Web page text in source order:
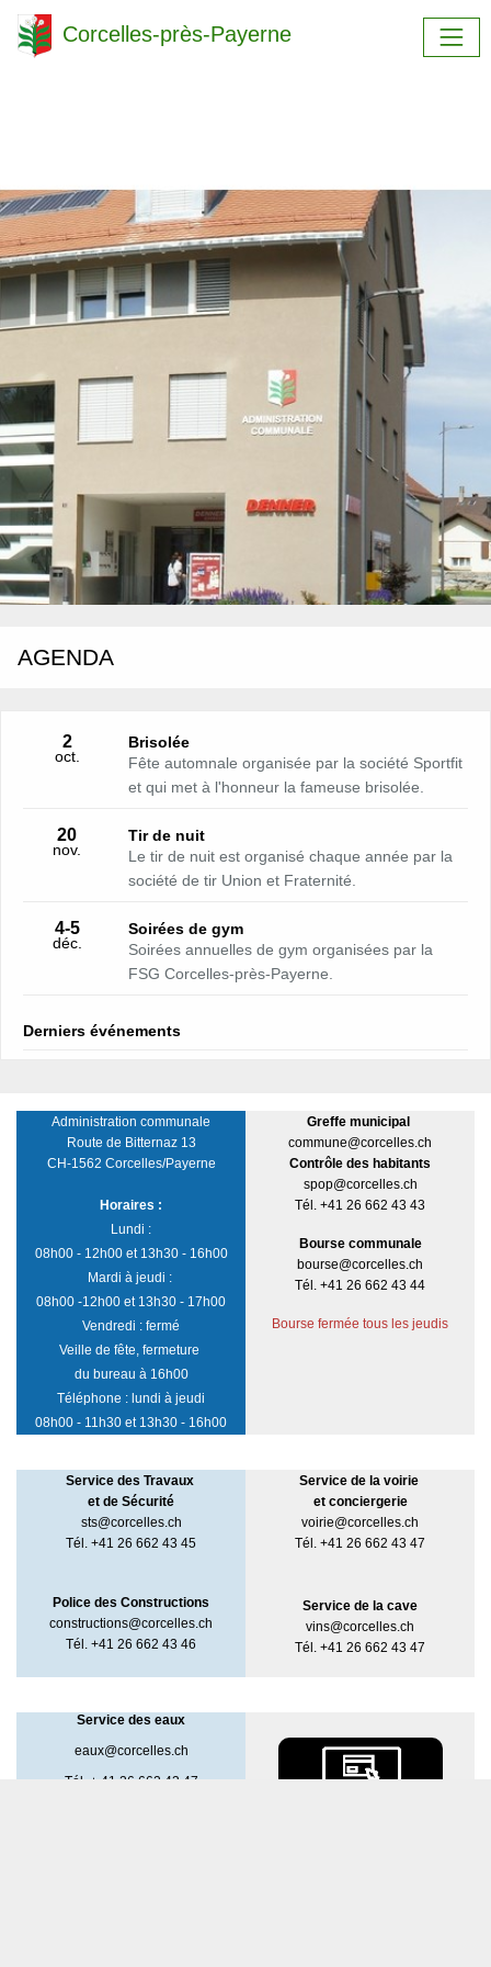
Corcelles-près-Payerne
AGENDA
2
oct.
Brisolée
Fête automnale organisée par la société Sportfit
et qui met à l'honneur la fameuse brisolée.
20
nov.
Tir de nuit
Le tir de nuit est organisé chaque année par la
société de tir Union et Fraternité.
4-5
déc.
Soirées de gym
Soirées annuelles de gym organisées par la
FSG Corcelles-près-Payerne.
Derniers événements
Administration communale
Route de Bitternaz 13
CH-1562 Corcelles/Payerne
Horaires :
Lundi :
08h00 - 12h00 et 13h30 - 16h00
Mardi à jeudi :
08h00 -12h00 et 13h30 - 17h00
Vendredi : fermé
Veille de fête, fermeture
du bureau à 16h00
Téléphone : lundi à jeudi
08h00 - 11h30 et 13h30 - 16h00
Greffe municipal
commune@corcelles.ch
Contrôle des habitants
spop@corcelles.ch
Tél. +41 26 662 43 43
Bourse communale
bourse@corcelles.ch
Tél. +41 26 662 43 44
Bourse fermée tous les jeudis
Service des Travaux
et de Sécurité
sts@corcelles.ch
Tél. +41 26 662 43 45
Police des Constructions
constructions@corcelles.ch
Tél. +41 26 662 43 46
Service de la voirie
et conciergerie
voirie@corcelles.ch
Tél. +41 26 662 43 47
Service de la cave
vins@corcelles.ch
Tél. +41 26 662 43 47
Service des eaux
eaux@corcelles.ch
Tél. + 41 26 662 43 47